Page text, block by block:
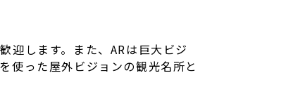
迎します。また、ARは巨大ビジ
使った屋外ビジョンの観光名所と